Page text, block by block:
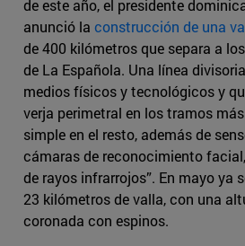
de este año, el presidente
anunció la construcción de una
de 400 kilómetros que separa a
de La Española. Una línea
medios físicos y tecnológicos y
verja perimetral en los tramos
simple en el resto, además de
cámaras de reconocimiento
de rayos infrarrojos”. En mayo ya
23 kilómetros de valla, con una
coronada con espinos.